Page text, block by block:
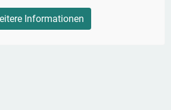
Informationen